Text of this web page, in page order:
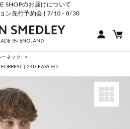
SHOPのお届けについて
ン先行予約会 | 7/10 - 8/30
ーネック
| 24G EASY FIT